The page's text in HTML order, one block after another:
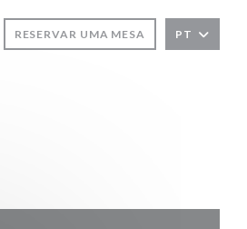
RESERVAR UMA MESA PT